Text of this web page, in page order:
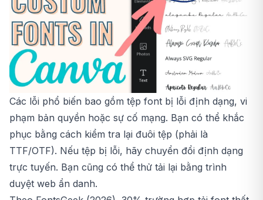
Các lỗi phổ biến bao gồm tệp font bị lỗi định dạng, vi
phạm bản quyền hoặc sự cố mạng. Bạn có thể khắc
phục bằng cách kiểm tra lại đuôi tệp (phải là
TTF/OTF). Nếu tệp bị lỗi, hãy chuyển đổi định dạng
trực tuyến. Bạn cũng có thể thử tải lại bằng trình
duyệt web ẩn danh.